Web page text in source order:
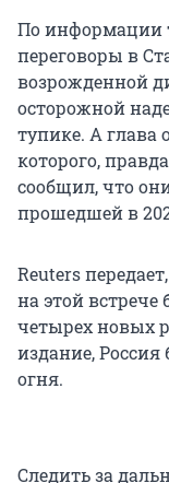
По информации
переговоры в
возрожденной
осторожной
тупике. А глава
которого,
сообщил, что
прошедшей в
Reuters
на этой
четырех новых
издание,
огня.
Следить за